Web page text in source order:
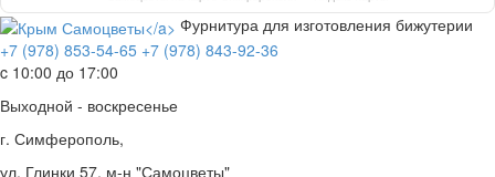
Фурнитура для изготовления бижутерии
+7 (978) 853-54-65 +7 (978) 843-92-36
c 10:00 до 17:00
Выходной - воскресенье
г. Симферополь,
ул. Глинки 57, м-н "Самоцветы"